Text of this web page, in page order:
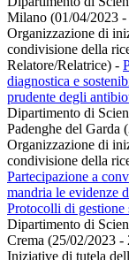
Milano (01/04/2023
Organizzazione di
condivisione della
Relatore/Relatrice) -
diagnostica e
prudente degli
Dipartimento di
Padenghe del Garda
Organizzazione di
condivisione della
Partecipazione a
mandria le evidenze
Protocolli di gestione
Dipartimento di
Crema (25/02/2023 -
Iniziative di tutela